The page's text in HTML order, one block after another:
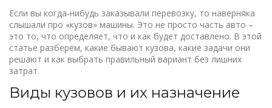
Если вы когда‑нибудь заказывали перевозку, то наверняка
слышали про «кузов» машины. Это не просто часть авто –
это то, что определяет, что и как будет доставлено. В этой
статье разберём, какие бывают кузова, какие задачи они
решают и как выбрать правильный вариант без лишних
затрат.
Виды кузовов и их назначение